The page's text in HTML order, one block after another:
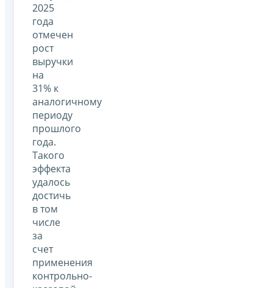
2025
года
отмечен
рост
выручки
на
31% к
аналогичному
периоду
прошлого
года.
Такого
эффекта
удалось
достичь
в том
числе
за
счет
применения
контрольно-